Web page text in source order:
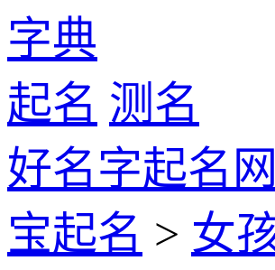
字典
起名 测名
好名字起名网
宝起名 > 女